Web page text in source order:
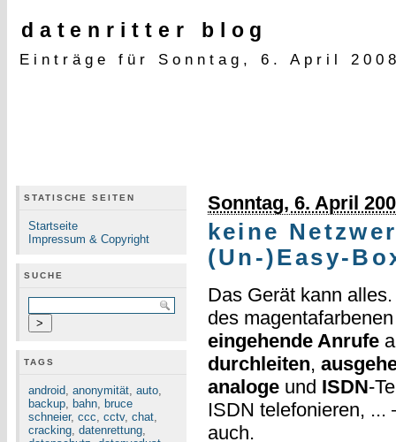
datenritter blog
Einträge für Sonntag, 6. April
STATISCHE SEITEN
Startseite
Impressum & Copyright
SUCHE
TAGS
android, anonymität, auto,
backup, bahn, bruce
schneier, ccc, cctv, chat,
cracking, datenrettung,
Sonntag, 6. April
keine
(Un-)Easy-
Das Gerät kann
des
eingehende Anrufe
durchleiten,
analogeund ISDN-
ISDN telefonieren,
auch.